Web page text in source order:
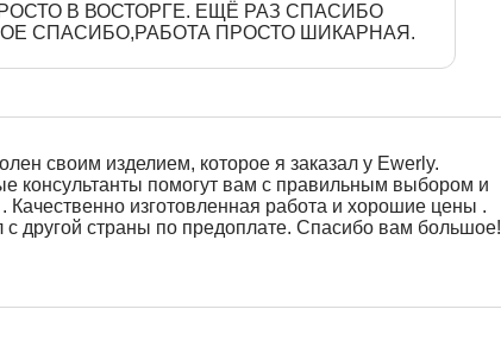
ПРОСТО В ВОСТОРГЕ. ЕЩЁ РАЗ СПАСИБО
СПАСИБО,РАБОТА ПРОСТО ШИКАРНАЯ.
своим изделием, которое я заказал у Ewerly.
консультанты помогут вам с правильным выбором и
. Качественно изготовленная работа и хорошие цены .
с другой страны по предоплате. Спасибо вам большое!